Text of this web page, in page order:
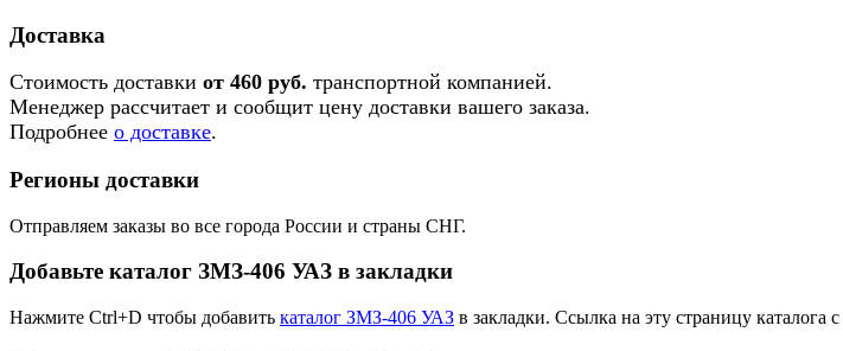
Доставка
Стоимость доставки от 460 руб. транспортной компанией.
Менеджер рассчитает и сообщит цену доставки вашего заказа.
Подробнее о доставке.
Регионы доставки
Отправляем заказы во все города России и страны СНГ.
Добавьте каталог ЗМЗ-406 УАЗ в закладки
Нажмите Ctrl+D чтобы добавить каталог ЗМЗ-406 УАЗ в закладки. Ссылка на эту страницу каталога